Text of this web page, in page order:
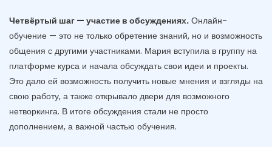
Четвёртый шаг — участие в обсуждениях. Онлайн-
обучение — это не только обретение знаний, но и возможность
общения с другими участниками. Мария вступила в группу на
платформе курса и начала обсуждать свои идеи и проекты.
Это дало ей возможность получить новые мнения и взгляды на
свою работу, а также открывало двери для возможного
нетворкинга. В итоге обсуждения стали не просто
дополнением, а важной частью обучения.